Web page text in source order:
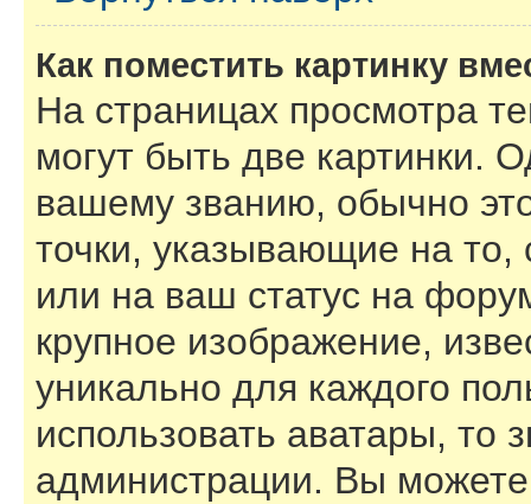
Как поместить картинку
На страницах просмотра
могут быть две картинки.
вашему званию, обычно
точки, указывающие на то,
или на ваш статус на
крупное изображение,
уникально для каждого
использовать аватары, то
администрации. Вы можете